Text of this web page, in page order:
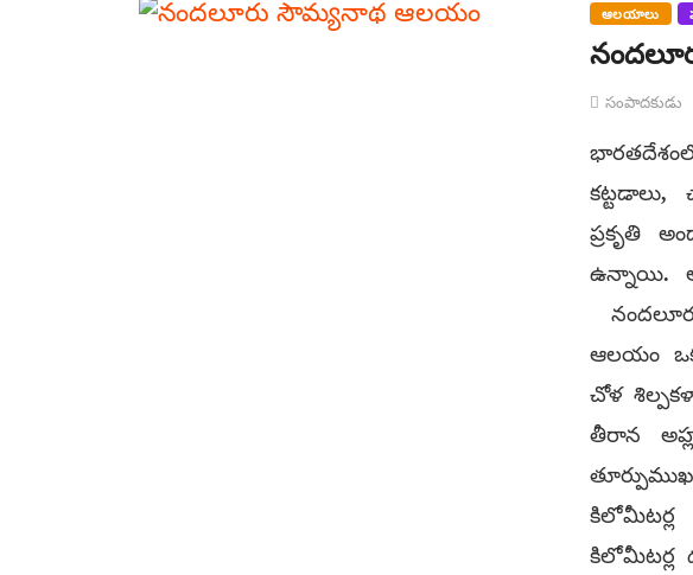
ఆలయాలు
సంపాదకుడు
కట్టడాలు,
ప్రకృతి
ఉన్నాయి.
ఆలయం
చోళ
తీరాన
కిలోమీటర్ల